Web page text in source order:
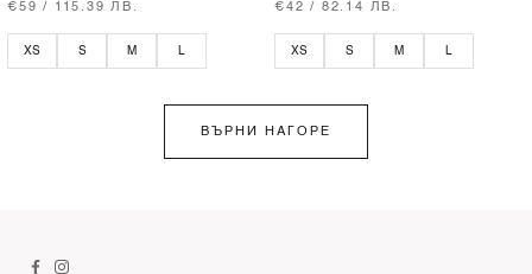
€59 / 115.39 ЛВ.
XS S M
€42 / 82.14 ЛВ.
XS S M
ВЪРНИ НАГОРЕ